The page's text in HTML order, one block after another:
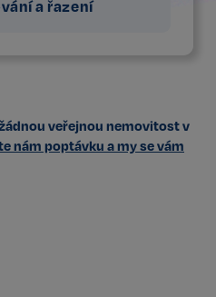
a řazení
veřejnou nemovitost v
nám poptávku a my se vám